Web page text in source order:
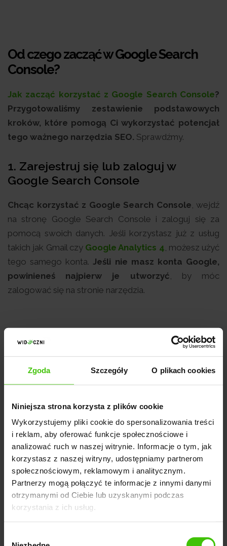
Zgoda Szczegóły O plikach cookies
Niniejsza strona korzysta z plików cookie
Wykorzystujemy pliki cookie do spersonalizowania treści
i reklam, aby oferować funkcje społecznościowe i
analizować ruch w naszej witrynie. Informacje o tym, jak
korzystasz z naszej witryny, udostępniamy partnerom
społecznościowym, reklamowym i analitycznym.
Partnerzy mogą połączyć te informacje z innymi danymi
otrzymanymi od Ciebie lub uzyskanymi podczas
korzystania z ich usług.
Od czego zacząć w Google Search
Console?
Jak zacząć korzystać z Google Search Console?
Przygotowaliśmy zestawienie podstawowych
kroków, które pomogą Ci wykorzystać potencjał
tego ważnego narzędzia SEO. Sprawdźmy.
1. Zarejestruj się lub zaloguj w
Google Search Console
Chcąc korzystać z Google Search Console, wejdź
na stronę Google Search Console i zaloguj się za
pomocą swoich danych. Jeśli korzystasz już z usług
takich jak Gmail czy Google Analytics 4, możesz użyć
tego samego konta. Jeśli nie masz konta Google,
powinieneś najpierw je utworzyć, by móc
zalogować się na stronie narzędzia.
2. Przejdź proces weryfikacji, by
uzyskać dostęp do Google Search
Conosole
Możesz to zrobić za pomocą:
prefiksu adresuURL- to konkretny adres strony, np.
www.mojastronainternetowa.pl
wpisania
domeny
- opcja domeny obejmuje
wszystkie subdomeny i protokoły dla danej domeny,
np. strona.pl.
Następny etap to weryfikacja własności. To